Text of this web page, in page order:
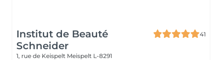
Institut de Beauté
Schneider
41
1, rue de Keispelt Meispelt L-8291